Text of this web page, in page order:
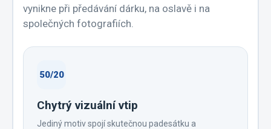
vynikne při předávání dárku, na oslavě i na
společných fotografiích.
50/20
Chytrý vizuální vtip
Jediný motiv spojí skutečnou padesátku a